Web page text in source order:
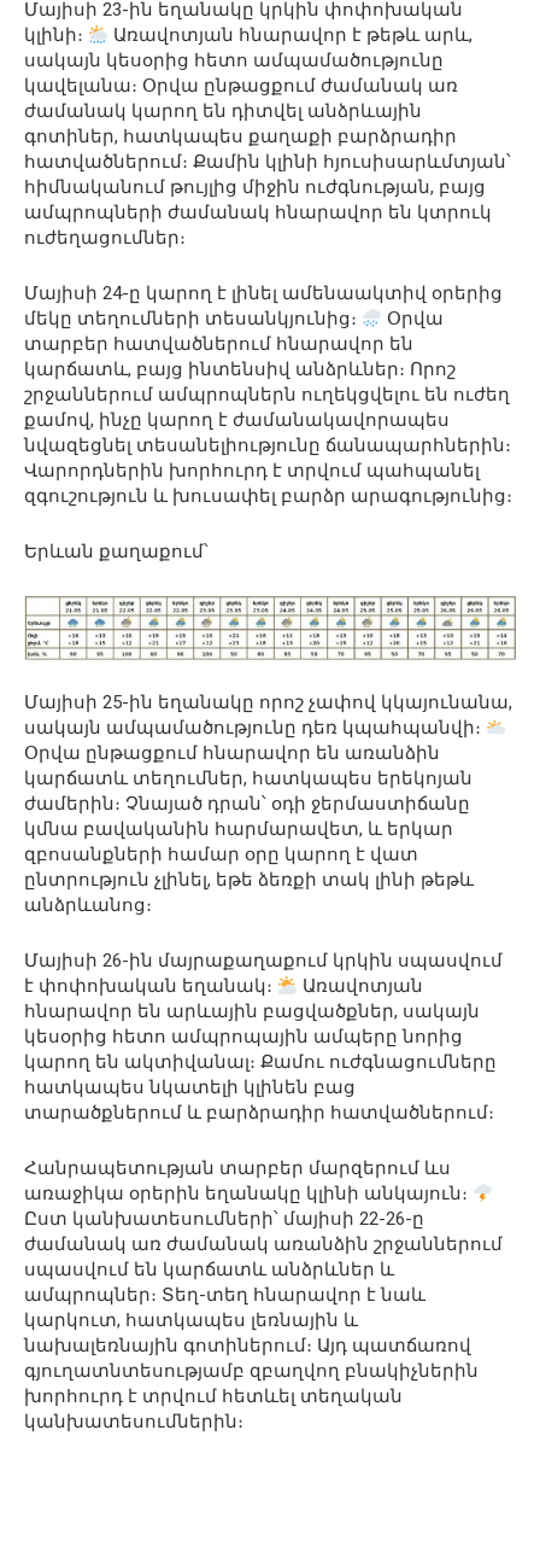
Մայիսի 23-ին եղանակը կրկին փոփոխական
կլինի։
Առավոտյան հնարավոր է թեթև արև,
սակայն կեսօրից հետո ամպամածությունը
կավելանա։ Օրվա ընթացքում ժամանակ առ
ժամանակ կարող են դիտվել անձրևային
գոտիներ, հատկապես քաղաքի բարձրադիր
հատվածներում։ Քամին կլինի հյուսիսարևմտյան՝
հիմնականում թույլից միջին ուժգնության, բայց
ամպրոպների ժամանակ հնարավոր են կտրուկ
ուժեղացումներ։
Մայիսի 24-ը կարող է լինել ամենաակտիվ օրերից
մեկը տեղումների տեսանկյունից։
Օրվա
տարբեր հատվածներում հնարավոր են
կարճատև, բայց ինտենսիվ անձրևներ։ Որոշ
շրջաններում ամպրոպներն ուղեկցվելու են ուժեղ
քամով, ինչը կարող է ժամանակավորապես
նվազեցնել տեսանելիությունը ճանապարհներին։
Վարորդներին խորհուրդ է տրվում պահպանել
զգուշություն և խուսափել բարձր արագությունից։
Երևան քաղաքում՝
Մայիսի 25-ին եղանակը որոշ չափով կկայունանա,
սակայն ամպամածությունը դեռ կպահպանվի։
Օրվա ընթացքում հնարավոր են առանձին
կարճատև տեղումներ, հատկապես երեկոյան
ժամերին։ Չնայած դրան՝ օդի ջերմաստիճանը
կմնա բավականին հարմարավետ, և երկար
զբոսանքների համար օրը կարող է վատ
ընտրություն չլինել, եթե ձեռքի տակ լինի թեթև
անձրևանոց։
Մայիսի 26-ին մայրաքաղաքում կրկին սպասվում
է փոփոխական եղանակ։
Առավոտյան
հնարավոր են արևային բացվածքներ, սակայն
կեսօրից հետո ամպրոպային ամպերը նորից
կարող են ակտիվանալ։ Քամու ուժգնացումները
հատկապես նկատելի կլինեն բաց
տարածքներում և բարձրադիր հատվածներում։
Հանրապետության տարբեր մարզերում ևս
առաջիկա օրերին եղանակը կլինի անկայուն։
Ըստ կանխատեսումների՝ մայիսի 22-26-ը
ժամանակ առ ժամանակ առանձին շրջաններում
սպասվում են կարճատև անձրևներ և
ամպրոպներ։ Տեղ-տեղ հնարավոր է նաև
կարկուտ, հատկապես լեռնային և
նախալեռնային գոտիներում։ Այդ պատճառով
գյուղատնտեսությամբ զբաղվող բնակիչներին
խորհուրդ է տրվում հետևել տեղական
կանխատեսումներին։